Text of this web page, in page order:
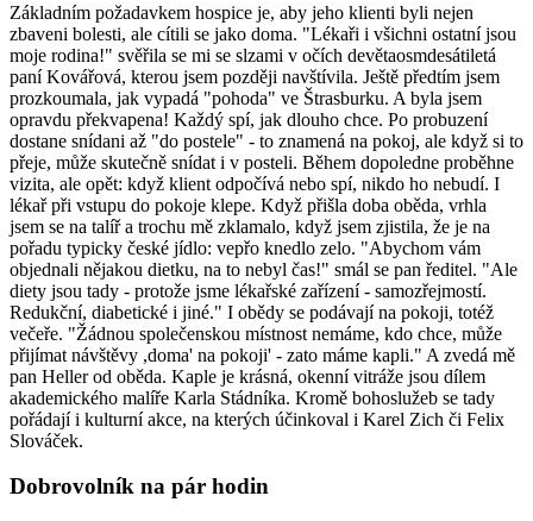
Základním požadavkem hospice je, aby jeho klienti byli nejen
zbaveni bolesti, ale cítili se jako doma. "Lékaři i všichni ostatní jsou
moje rodina!" svěřila se mi se slzami v očích devětaosmdesátiletá
paní Kovářová, kterou jsem později navštívila. Ještě předtím jsem
prozkoumala, jak vypadá "pohoda" ve Štrasburku. A byla jsem
opravdu překvapena! Každý spí, jak dlouho chce. Po probuzení
dostane snídani až "do postele" - to znamená na pokoj, ale když si to
přeje, může skutečně snídat i v posteli. Během dopoledne proběhne
vizita, ale opět: když klient odpočívá nebo spí, nikdo ho nebudí. I
lékař při vstupu do pokoje klepe. Když přišla doba oběda, vrhla
jsem se na talíř a trochu mě zklamalo, když jsem zjistila, že je na
pořadu typicky české jídlo: vepřo knedlo zelo. "Abychom vám
objednali nějakou dietku, na to nebyl čas!" smál se pan ředitel. "Ale
diety jsou tady - protože jsme lékařské zařízení - samozřejmostí.
Redukční, diabetické i jiné." I obědy se podávají na pokoji, totéž
večeře. "Žádnou společenskou místnost nemáme, kdo chce, může
přijímat návštěvy ,doma' na pokoji' - zato máme kapli." A zvedá mě
pan Heller od oběda. Kaple je krásná, okenní vitráže jsou dílem
akademického malíře Karla Stádníka. Kromě bohoslužeb se tady
pořádají i kulturní akce, na kterých účinkoval i Karel Zich či Felix
Slováček.
Dobrovolník na pár hodin